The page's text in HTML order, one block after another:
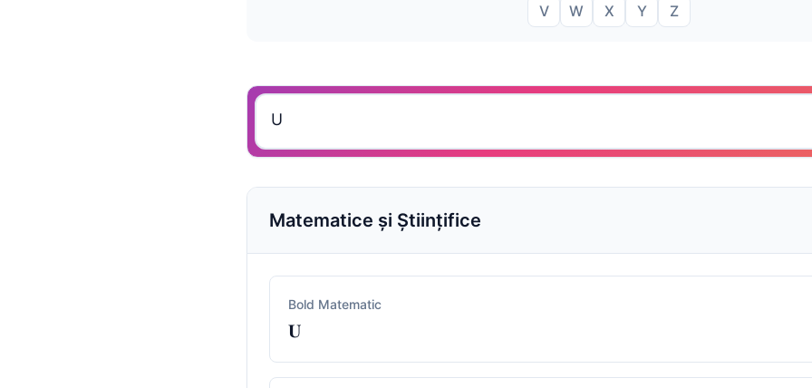
V
W X Y Z
Matematice și Științifice
Bold Matematic
𝐔